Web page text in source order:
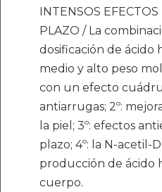
INTENSOS
PLAZO / La
dosificación de ácido
medio y alto peso
con un efecto
antiarrugas; 2º:
la piel; 3º: efectos
plazo; 4º: la N-acetil-
producción de ácido
cuerpo.